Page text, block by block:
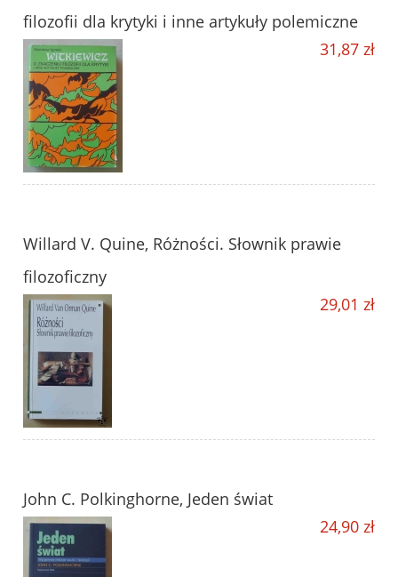
filozofii dla krytyki i inne artykuły polemiczne
31,87 zł
Willard V. Quine, Różności. Słownik prawie
filozoficzny
29,01 zł
John C. Polkinghorne, Jeden świat
24,90 zł